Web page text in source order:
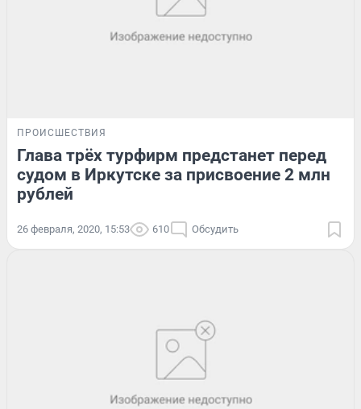
ПРОИСШЕСТВИЯ
Глава трёх турфирм предстанет перед
судом в Иркутске за присвоение 2 млн
рублей
26 февраля, 2020, 15:53 610 Обсудить